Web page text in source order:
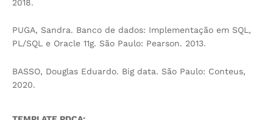
2018.
PUGA, Sandra. Banco de dados: Implementação em SQL,
PL/SQL e Oracle 11g. São Paulo: Pearson. 2013.
BASSO, Douglas Eduardo. Big data. São Paulo: Conteus,
2020.